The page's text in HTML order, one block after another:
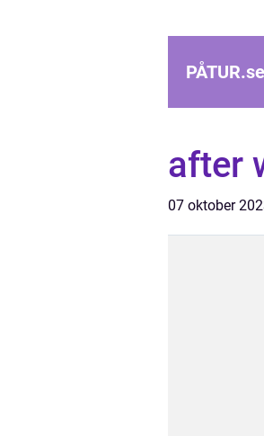
PÅTUR.se
after
07 oktober